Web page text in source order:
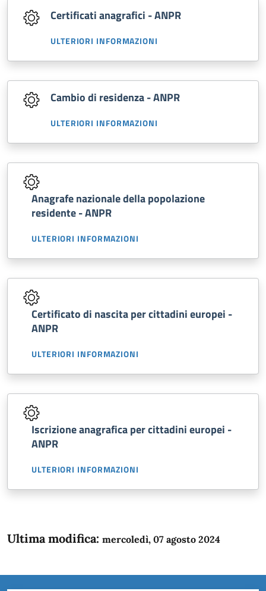
Certificati anagrafici - ANPR
ULTERIORI INFORMAZIONI
Cambio di residenza - ANPR
ULTERIORI INFORMAZIONI
Anagrafe nazionale della popolazione
residente - ANPR
ULTERIORI INFORMAZIONI
Certificato di nascita per cittadini europei -
ANPR
ULTERIORI INFORMAZIONI
Iscrizione anagrafica per cittadini europei -
ANPR
ULTERIORI INFORMAZIONI
Ultima modifica: mercoledì, 07 agosto 2024